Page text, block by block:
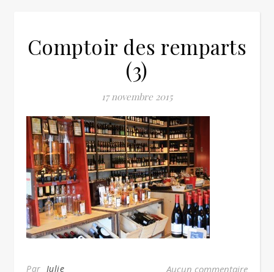
Comptoir des remparts
(3)
17 novembre 2015
Par Julie Aucun commentaire